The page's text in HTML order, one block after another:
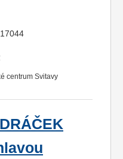
centrum Svitavy